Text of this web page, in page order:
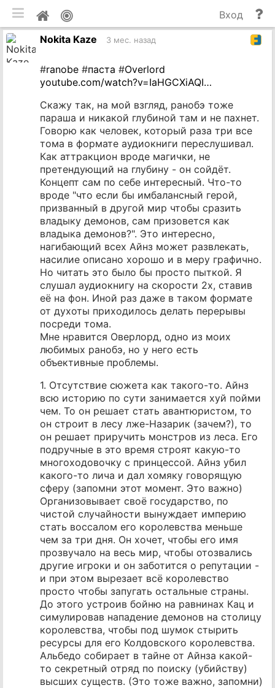
Мой
профиль
и
Вход
Nokita Kaze
3 мес. назад
#ranobe #паста #Overlord
youtube.com/watch?v=IaHGCXiAQI…
Скажу так, на мой взгляд, ранобэ тоже
параша и никакой глубиной там и не пахнет.
Говорю как человек, который раза три все
тома в формате аудиокниги переслушивал.
Как аттракцион вроде магички, не
претендующий на глубину - он сойдёт.
Концепт сам по себе интересный. Что-то
вроде "что если бы имбалансный герой,
призванный в другой мир чтобы сразить
владыку демонов, сам призовется как
владыка демонов?". Это интересно,
нагибающий всех Айнз может развлекать,
насилие описано хорошо и в меру графично.
Но читать это было бы просто пыткой. Я
слушал аудиокнигу на скорости 2x, ставив
её на фон. Иной раз даже в таком формате
от духоты приходилось делать перерывы
посреди тома.
Мне нравится Оверлорд, одно из моих
любимых ранобэ, но у него есть
объективные проблемы.
1. Отсутствие сюжета как такого-то. Айнз
всю историю по сути занимается хуй пойми
чем. То он решает стать авантюристом, то
он строит в лесу лже-Назарик (зачем?), то
он решает приручить монстров из леса. Его
подручные в это время строят какую-то
многоходовочку с принцессой. Айнз убил
какого-то лича и дал хомяку говорящую
сферу (запомни этот момент. Это важно)
Организовывает своё государство, по
чистой случайности вынуждает империю
стать воссалом его королевства меньше
чем за три дня. Он хочет, чтобы его имя
прозвучало на весь мир, чтобы отозвались
другие игроки и он заботится о репутации -
и при этом вырезает всё королевство
просто чтобы запугать остальные страны.
До этого устроив бойню на равнинах Кац и
симулировав нападение демонов на столицу
королевства, чтобы под шумок стырить
ресурсы для его Колдовского королевства.
Альбедо собирает в тайне от Айнза какой-
то секретный отряд по поиску (убийству)
высших существ. (Это тоже важно, запомни)
мобильная версия